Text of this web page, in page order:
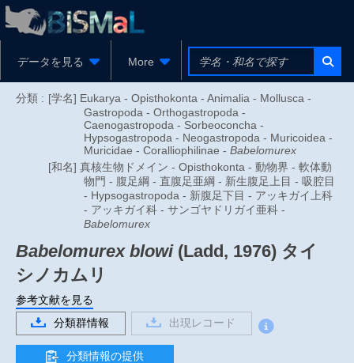
データを見る More
分類 : [学名] Eukarya - Opisthokonta - Animalia - Mollusca -
Gastropoda - Orthogastropoda -
Caenogastropoda - Sorbeoconcha -
Hypsogastropoda - Neogastropoda - Muricoidea -
Muricidae - Coralliophilinae - Babelomurex
[和名] 真核生物ドメイン - Opisthokonta - 動物界 - 軟体動
物門 - 腹足綱 - 直腹足亜綱 - 新生腹足上目 - 吸腔目
- Hypsogastropoda - 新腹足下目 - アッキガイ上科
- アッキガイ科 - サンゴヤドリガイ亜科 -
Babelomurex
Babelomurex blowi(Ladd, 1976) タイ
シノカムリ
参考文献を見る
分類群情報
出現レコード
分類情報の提供